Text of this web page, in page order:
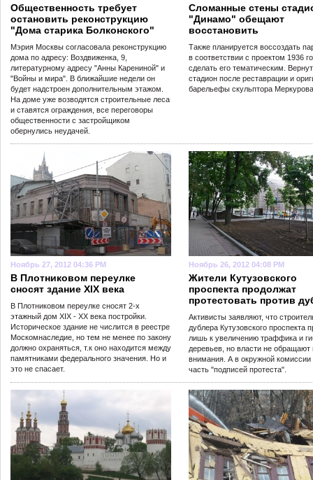
Общественность требует
остановить реконструкцию
"Дома старика Болконского"
Мэрия Москвы согласовала реконструкцию
дома по адресу: Воздвиженка, 9,
литературному адресу "Анны Карениной" и
"Войны и мира". В ближайшие недели он
будет надстроен дополнительным этажом.
На доме уже возводятся строительные леса
и ставятся ограждения, все переговоры
общественности с застройщиком
обернулись неудачей.
Сломанные стены
"Динамо" обещают
восстановить
Также планируется воссоздать
в соответствии с проектом 1936
сделать его тематическим.
стадион после реставрации и
барельефы скульптора
Ноябрь 27, 2012 04:36 PM
В Плотниковом переулке
сносят здание XIX века
В Плотниковом переулке сносят 2-х
этажный дом XIX - XX века постройки.
Историческое здание не числится в реестре
Москомнаследие, но тем не менее по закону
должно охраняться, т.к оно находится между
памятниками федерального значения. Но и
это не спасает.
Ноябрь 26, 2012 04:08 PM
Жители Кутузовского
проспекта продолжат
протестовать против
Активисты заявляют, что
дублера Кутузовского проспекта
лишь к увеличению траффика и
деревьев, но власти не обращают
внимания. А в окружной комиссии
часть "подписей протеста".